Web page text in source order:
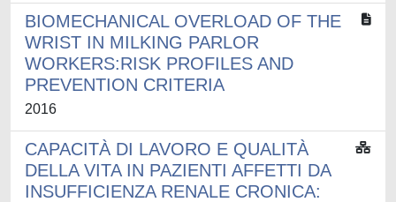
BIOMECHANICAL OVERLOAD OF THE
WRIST IN MILKING PARLOR
WORKERS:RISK PROFILES AND
PREVENTION CRITERIA
2016
CAPACITÀ DI LAVORO E QUALITÀ
DELLA VITA IN PAZIENTI AFFETTI DA
INSUFFICIENZA RENALE CRONICA: